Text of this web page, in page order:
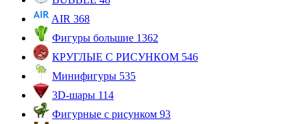
AIR 368
Фигуры большие 1362
КРУГЛЫЕ С РИСУНКОМ 546
Минифигуры 535
3D-шары 114
Фигурные с рисунком 93